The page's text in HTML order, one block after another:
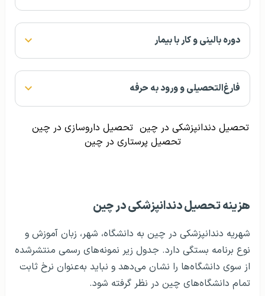
دوره بالینی و کار با بیمار
فارغ‌التحصیلی و ورود به حرفه
تحصیل دندانپزشکی در چین تحصیل داروسازی در چین
تحصیل پرستاری در چین
هزینه تحصیل دندانپزشکی در چین
شهریه دندانپزشکی در چین به دانشگاه، شهر، زبان آموزش و
نوع برنامه بستگی دارد. جدول زیر نمونه‌های رسمی منتشرشده
از سوی دانشگاه‌ها را نشان می‌دهد و نباید به‌عنوان نرخ ثابت
تمام دانشگاه‌های چین در نظر گرفته شود.